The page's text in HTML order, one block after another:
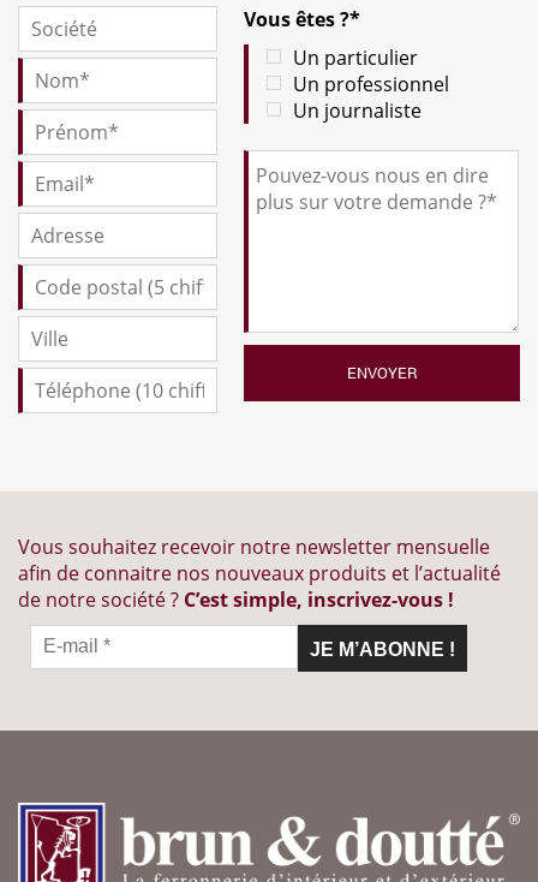
Vous êtes ?*
Un particulier
Un professionnel
Un journaliste
Vous souhaitez recevoir notre newsletter mensuelle
afin de connaitre nos nouveaux produits et l’actualité
de notre société ? C’est simple, inscrivez-vous !